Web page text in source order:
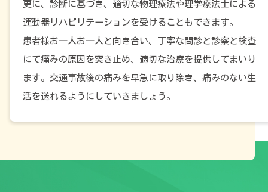
更に、診断に基づき、適切な物理療法や理学療法士による
運動器リハビリテーションを受けることもできます。
患者様お一人お一人と向き合い、丁寧な問診と診察と検査
にて痛みの原因を突き止め、適切な治療を提供してまいり
ます。交通事故後の痛みを早急に取り除き、痛みのない生
活を送れるようにしていきましょう。